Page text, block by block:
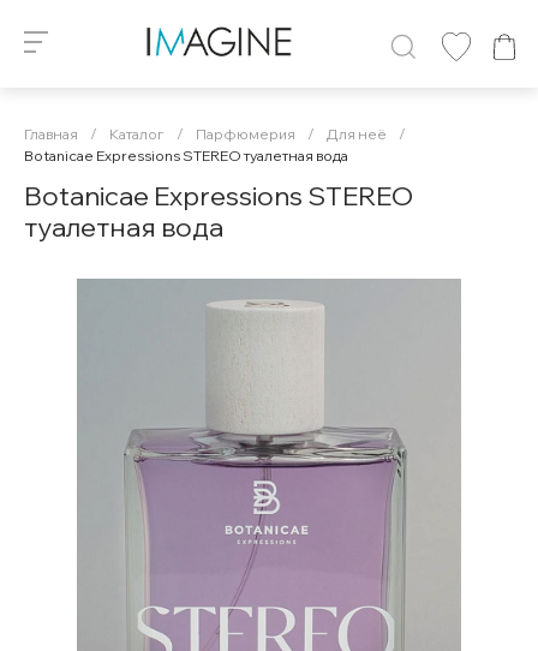
Главная / Каталог / Парфюмерия / Для неё
/
Botanicae Expressions STEREO туалетная вода
Botanicae Expressions STEREO
туалетная вода